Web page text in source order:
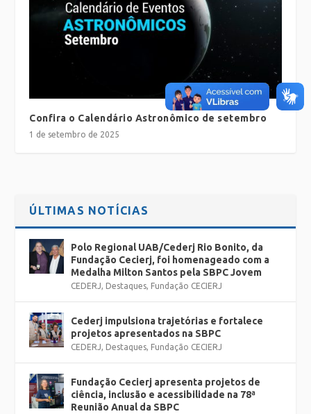
Confira o Calendário Astronômico de setembro
1 de setembro de 2025
ÚLTIMAS NOTÍCIAS
Polo Regional UAB/Cederj Rio Bonito, da
Fundação Cecierj, foi homenageado com a
Medalha Milton Santos pela SBPC Jovem
CEDERJ, Destaques, Fundação CECIERJ
Cederj impulsiona trajetórias e fortalece
projetos apresentados na SBPC
CEDERJ, Destaques, Fundação CECIERJ
Fundação Cecierj apresenta projetos de
ciência, inclusão e acessibilidade na 78ª
Reunião Anual da SBPC